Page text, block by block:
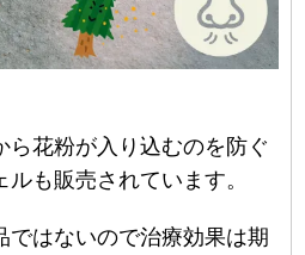
ら花粉が入り込むのを防ぐ
も販売されています。
ではないので治療効果は期